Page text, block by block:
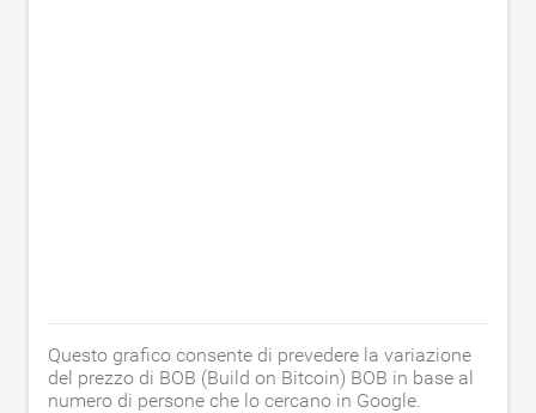
Questo grafico consente di prevedere la variazione
del prezzo di BOB (Build on Bitcoin) BOB in base al
numero di persone che lo cercano in Google.